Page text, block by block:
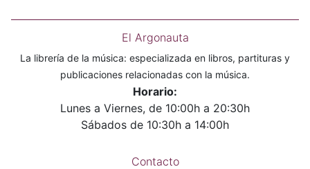
El Argonauta
La librería de la música: especializada en libros, partituras y
publicaciones relacionadas con la música.
Horario:
Lunes a Viernes, de 10:00h a 20:30h
Sábados de 10:30h a 14:00h
Contacto